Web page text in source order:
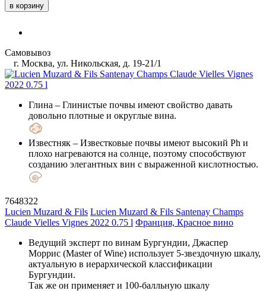
в корзину
Самовывоз
г. Москва, ул. Никольская, д. 19-21/1
Глина – Глинистые почвы имеют свойство давать
довольно плотные и округлые вина.
Известняк – Известковые почвы имеют высокий Ph и
плохо нагреваются на солнце, поэтому способствуют
созданию элегантных вин с выраженной кислотностью.
7648322
Lucien Muzard & Fils Lucien Muzard & Fils Santenay Champs
Claude Vielles Vignes 2022 0.75 l Франция, Красное вино
Ведущий эксперт по винам Бургундии, Джаспер
Моррис (Master of Wine) использует 5-звездочную шкалу,
актуальную в иерархической классификации
Бургундии.
Так же он применяет и 100-балльную шкалу